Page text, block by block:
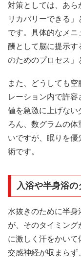
対策としては、あら
リカバリーできる
です。具体的なメニ
酬として脳に提示す
のためのプロセス」
また、どうしても
レーション内で許
値を急激に上げない
ろん、数グラムの体
いですが、眠りを
術です。
入浴や半身浴
水抜きのために半
が、そのタイミン
に激しく汗をかい
交感神経が収まらず